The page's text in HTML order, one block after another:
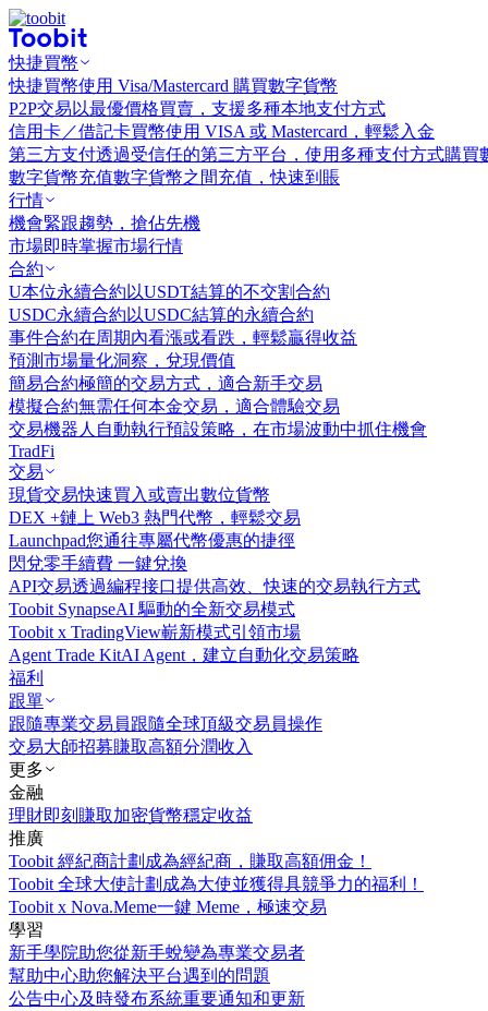
快捷買幣
快捷買幣使用 Visa/Mastercard 購買數字貨幣
P2P交易 以最優價格買賣，支援多種本地支付方式
信用卡／借記卡買幣使用 VISA 或 Mastercard，輕鬆入金
第三方支付透過受信任的第三方平台，使用多種支付方式購買
數字貨幣充值數字貨幣之間充值，快速到賬
行情
機會緊跟趨勢，搶佔先機
市場即時掌握市場行情
合約
U本位永續合約 以USDT結算的不交割合約
USDC永續合約 以USDC結算的永續合約
事件合約在周期內看漲或看跌，輕鬆贏得收益
預測市場量化洞察，兌現價值
簡易合約極簡的交易方式，適合新手交易
模擬合約無需任何本金交易，適合體驗交易
交易機器人 自動執行預設策略，在市場波動中抓住機會
TradFi
交易
現貨交易快速買入或賣出數位貨幣
DEX +鏈上 Web3 熱門代幣，輕鬆交易
Launchpad您通往專屬代幣優惠的捷徑
閃兌零手續費 一鍵兌換
API交易透過編程接口提供高效、快速的交易執行方式
Toobit SynapseAI 驅動的全新交易模式
Toobit x TradingView嶄新模式引領市場
Agent Trade KitAI Agent，建立自動化交易策略
福利
跟單
跟隨專業交易員跟隨全球頂級交易員操作
交易大師招募賺取高額分潤收入
更多
金融
理財即刻賺取加密貨幣穩定收益
推廣
Toobit 經紀商計劃 成為經紀商，賺取高額佣金！
Toobit 全球大使計劃 成為大使並獲得具競爭力的福利！
Toobit x Nova.Meme一鍵 Meme，極速交易
學習
新手學院助您從新手蛻變為專業交易者
幫助中心助您解決平台遇到的問題
公告中心及時發布系統重要通知和更新